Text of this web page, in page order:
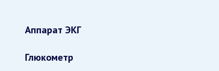
Аппарат ЭКГ
Глюкометр